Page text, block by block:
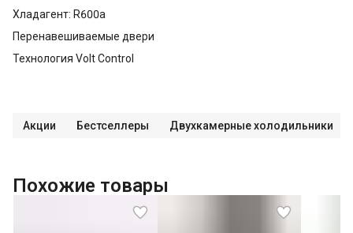
Хладагент: R600a
Перенавешиваемые двери
Технология Volt Control
Акции Бестселлеры Двухкамерные холодильники
Похожие товары